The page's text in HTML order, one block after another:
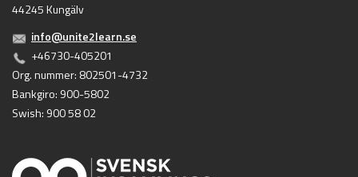
44245 Kungälv
info@unite2learn.se
+46730-405201
Org. nummer: 802501-4732
Bankgiro: 900-5802
Swish: 900 58 02